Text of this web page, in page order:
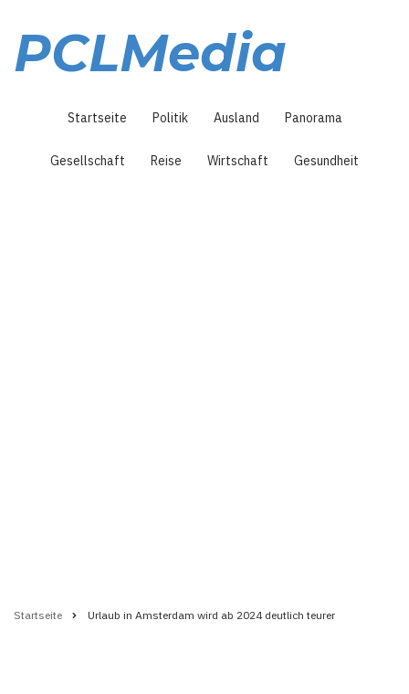
Inhalt
PCLMedia
Startseite Politik Ausland Panorama
Gesellschaft Reise Wirtschaft Gesundheit
Startseite Urlaub in Amsterdam wird ab 2024 deutlich teurer